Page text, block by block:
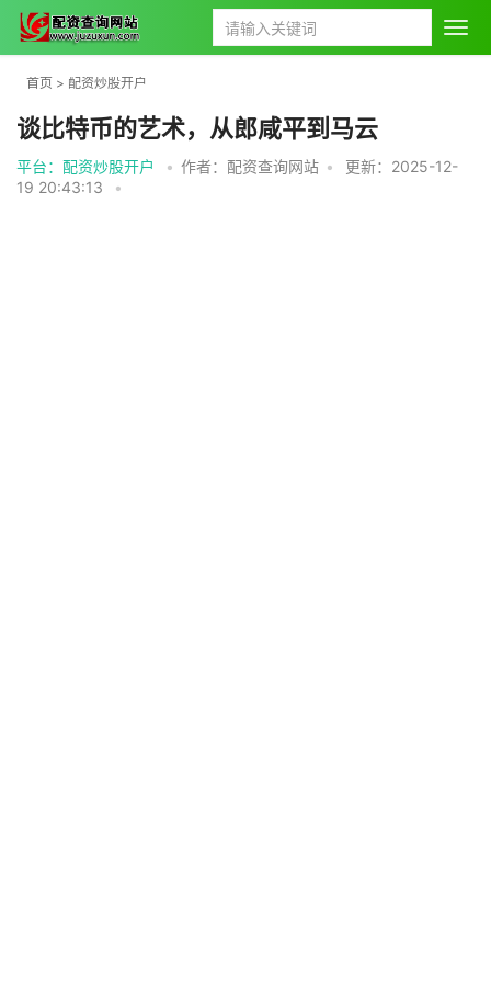
首页 > 配资炒股开户
谈比特币的艺术，从郎咸平到马云
平台：配资炒股开户 • 作者：配资查询网站 •
更新：2025-12-
19 20:43:13
•